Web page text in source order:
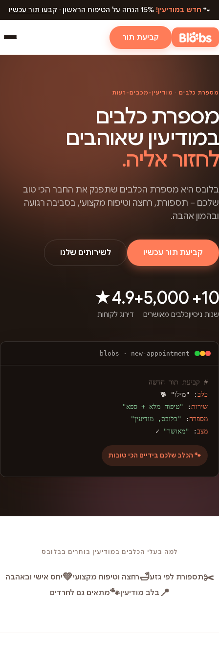
🐾 חדש במודיעין! קבעו תור עכשיו
קביעת תור
מספרת כלבים · מודיעין-מכבים-רעות
מספרת כלבים
במודיעין שאוהבים
לחזור אליה.
בלובס היא מספרת הכלבים שתפנק את החבר הכי טוב
שלכם – תספורת, רחצה וטיפוח מקצועי, בסביבה רגועה
ובהמון אהבה.
קביעת תור עכשיו לשירותים שלנו
10+
שנות ניסיון
5,000+
כלבים מאושרים
4.9★
דירוג לקוחות
blobs · new-appointment
# קביעת תור חדשה
כלב: "מילו" 🐕
שירות : "טיפוח מלא + ספא"
מספרה: "בלובס, מודיעין"
מצב: "מאושר" ✓
🐾 הכלב שלכם בידיים הכי טובות
למה בעלי הכלבים במודיעין בוחרים בבלובס
✂️תספורת לפי גזע🛁רחצה וטיפוח מקצועי💚יחס אישי ובאהבה
📍 בלב מודיעין🐾מתאים גם לחרדים